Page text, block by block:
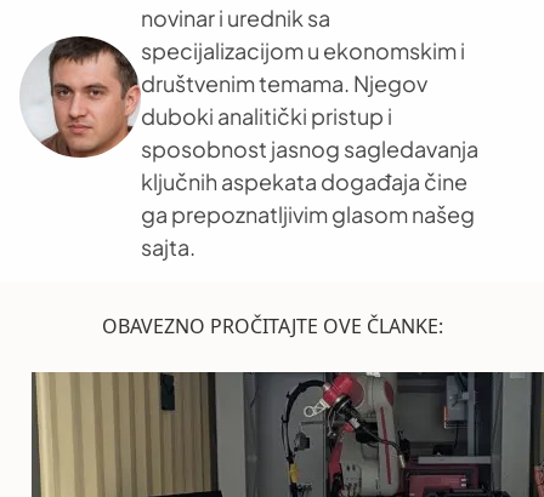
novinar i urednik sa
specijalizacijom u ekonomskim i
društvenim temama. Njegov
duboki analitički pristup i
sposobnost jasnog sagledavanja
ključnih aspekata događaja čine
ga prepoznatljivim glasom našeg
sajta.
OBAVEZNO PROČITAJTE OVE ČLANKE: